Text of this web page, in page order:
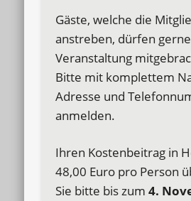
Gäste, welche die
anstreben, dürfen
Veranstaltung
Bitte mit komplettem
Adresse und
anmelden.
Ihren Kostenbeitrag in
48,00 Euro pro Person
Sie bitte bis zum4.